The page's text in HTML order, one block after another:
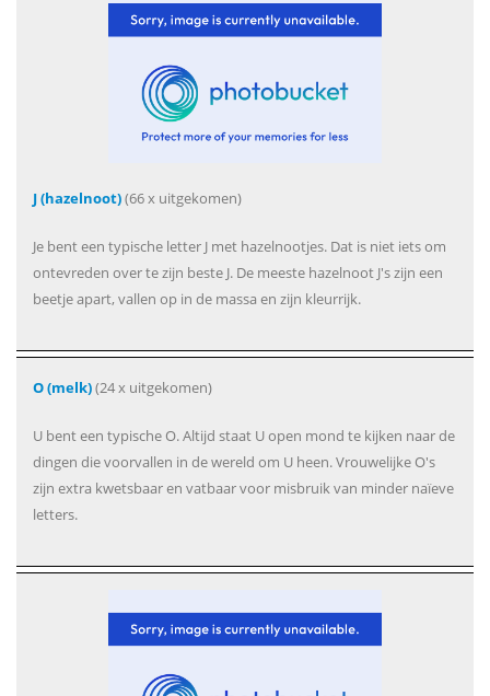
J (hazelnoot)(66 x uitgekomen)
Je bent een typische letter J met hazelnootjes. Dat is niet iets om
ontevreden over te zijn beste J. De meeste hazelnoot J's zijn een
beetje apart, vallen op in de massa en zijn kleurrijk.
O (melk)(24 x uitgekomen)
U bent een typische O. Altijd staat U open mond te kijken naar de
dingen die voorvallen in de wereld om U heen. Vrouwelijke O's
zijn extra kwetsbaar en vatbaar voor misbruik van minder naïeve
letters.